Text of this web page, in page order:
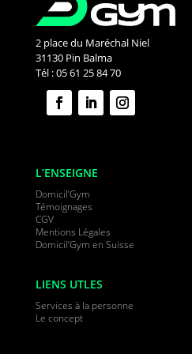
2 place du Maréchal Niel
31130 Pin Balma
Tél : 05 61 25 84 70
L’ENSEIGNE
Domicil’Gym
Témoignages
CGV
Mentions Légales
Domicil’Gym en Suisse
LIENS UTLES
Services à la personne
Le concept